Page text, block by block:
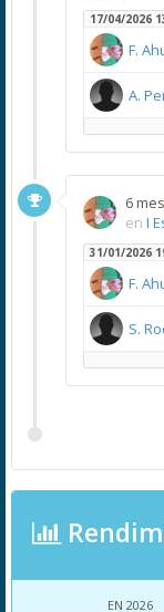
17/04/2026
F.
A.
6
en I
31/01/2026
F.
S.
EN 2026